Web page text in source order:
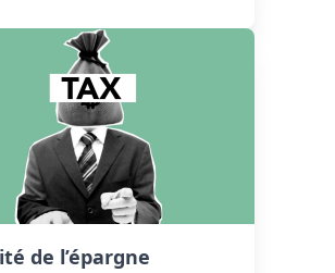
de l’épargne